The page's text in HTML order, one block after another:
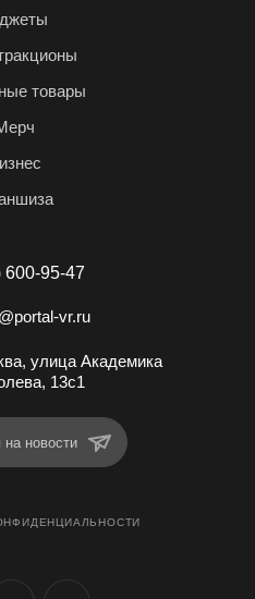
товары
600-95-47
vr.ru
улица Академика
13с1
на новости